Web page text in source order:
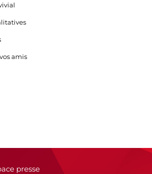
amis
presse